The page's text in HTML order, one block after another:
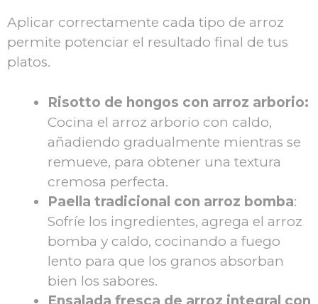
Aplicar correctamente cada tipo de arroz
permite potenciar el resultado final de tus
platos.
Risotto de hongos con arroz arborio:
Cocina el arroz arborio con caldo,
añadiendo gradualmente mientras se
remueve, para obtener una textura
cremosa perfecta.
Paella tradicional con arroz bomba:
Sofríe los ingredientes, agrega el arroz
bomba y caldo, cocinando a fuego
lento para que los granos absorban
bien los sabores.
Ensalada fresca de arroz integral con